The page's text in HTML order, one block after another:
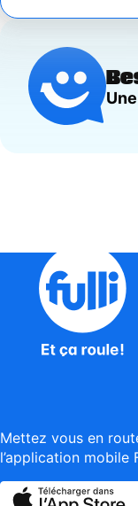
Mettez vous en
l’application mobile